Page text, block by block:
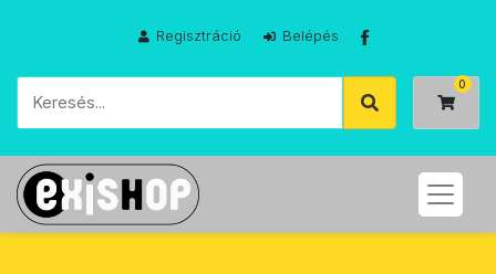
Regisztráció Belépés